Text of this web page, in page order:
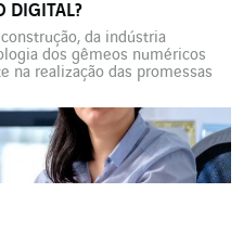
DIGITAL?
da indústria
dos gêmeos numéricos
na realização das promessas